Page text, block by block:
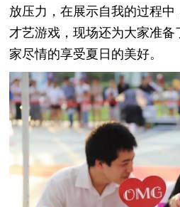
放压力，在展示自我的过程中
才艺游戏，现场还为大家准
家尽情的享受夏日的美好。